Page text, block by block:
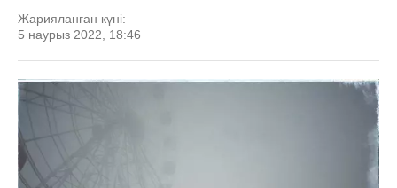
Жарияланған күні:
5 наурыз 2022, 18:46